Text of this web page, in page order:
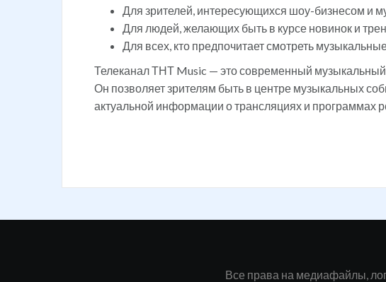
Для зрителей, интересующихся шоу-бизнесом и
Для людей, желающих быть в курсе новинок и
Для всех, кто предпочитает смотреть
Телеканал ТНТ Music — это современный
Он позволяет зрителям быть в центре музыкальных
актуальной информации о трансляциях и программах
Все права на медиафайлы,